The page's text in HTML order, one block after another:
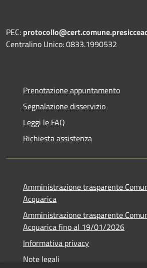
PEC:
Centralino Unico: 0833.1990532
Prenotazione appuntamento
Segnalazione disservizio
Leggi le FAQ
Richiesta assistenza
Amministrazione trasparente
Acquarica
Amministrazione trasparente
Acquarica fino al 19/01/2026
Informativa privacy
Note legali